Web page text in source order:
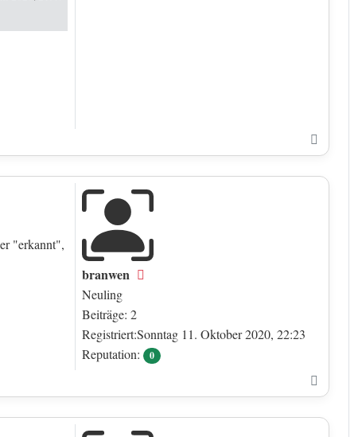
branwen
Neuling
Beiträge: 2
Registriert:Sonntag 11. Oktober 2020, 22:23
Reputation:
0
"erkannt",